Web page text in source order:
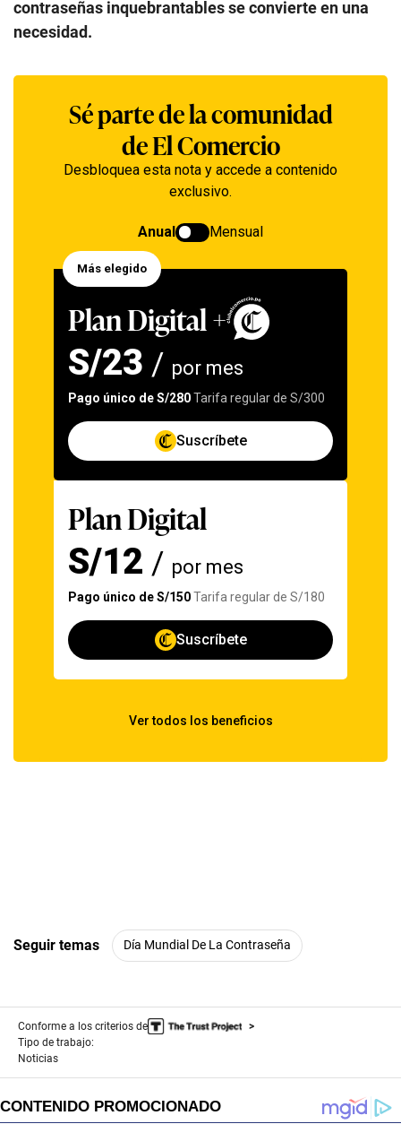
contraseñas inquebrantables se convierte en una
necesidad.
Seguir temas Día Mundial De La Contraseña
Conforme a los criterios de
Tipo de trabajo:
Noticias